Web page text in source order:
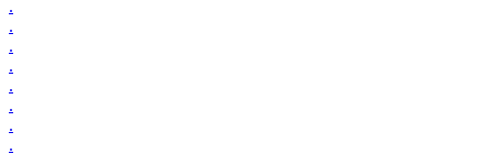
.
.
.
.
.
.
.
.